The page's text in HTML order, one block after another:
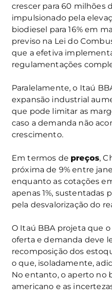
crescer para 60 milhões
impulsionado pela
biodiesel para 16% em
previso na Lei do
que a efetiva
regulamentações
Paralelamente, o Itaú
expansão industrial
que pode limitar as
caso a demanda não
crescimento.
Em termos de preços,
próxima de 9% entre
enquanto as cotações
apenas 1%, sustentadas
pela desvalorização do
O Itaú BBA projeta que
oferta e demanda deve
recomposição dos
o que, isoladamente,
No entanto, o aperto no
americano e as